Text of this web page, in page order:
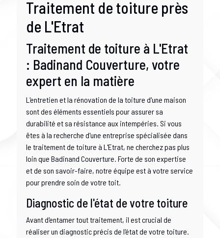
Traitement de toiture près
de L'Etrat
Traitement de toiture à L'Etrat
: Badinand Couverture, votre
expert en la matière
L'entretien et la rénovation de la toiture d'une maison
sont des éléments essentiels pour assurer sa
durabilité et sa résistance aux intempéries. Si vous
êtes à la recherche d'une entreprise spécialisée dans
le traitement de toiture à L'Etrat, ne cherchez pas plus
loin que Badinand Couverture. Forte de son expertise
et de son savoir-faire, notre équipe est à votre service
pour prendre soin de votre toit.
Diagnostic de l'état de votre toiture
Avant d'entamer tout traitement, il est crucial de
réaliser un diagnostic précis de l'état de votre toiture.